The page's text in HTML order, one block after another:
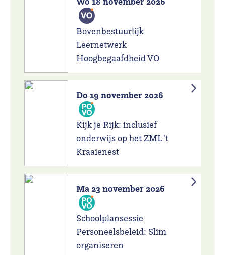
Bovenbestuurlijk
Leernetwerk
Hoogbegaafdheid VO
Do 19 november 2026
Kijk je Rijk: inclusief
onderwijs op het ZML 't
Kraaienest
Ma 23 november 2026
Schoolplansessie
Personeelsbeleid: Slim
organiseren